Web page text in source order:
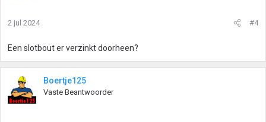
2 jul 2024 #4
Een slotbout er verzinkt doorheen?
Boertje125
Vaste Beantwoorder